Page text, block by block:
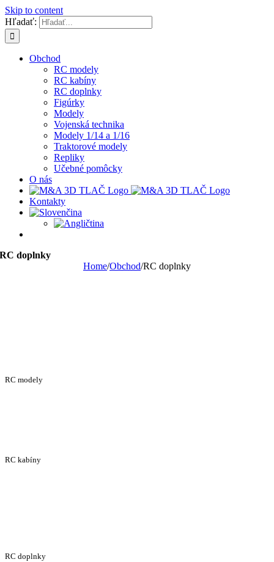
Skip to content
Hľadať:
Obchod
RC modely
RC kabíny
RC doplnky
Figúrky
Modely
Vojenská technika
Modely 1/14 a 1/16
Traktorové modely
Repliky
Učebné pomôcky
O nás
Kontakty
RC doplnky
Home/Obchod/RC doplnky
RC modely
RC kabíny
RC doplnky